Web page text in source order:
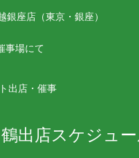
座店（東京・銀座）
事場にて
出店・催事
鶴出店スケジュ